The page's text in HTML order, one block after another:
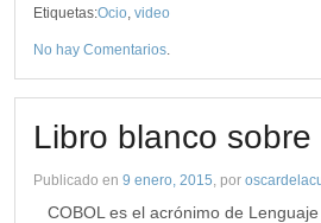
Etiquetas:Ocio, video
No hay Comentarios.
Libro blanco sobre
Publicado en 9 enero, 2015, por
COBOL es el acrónimo de